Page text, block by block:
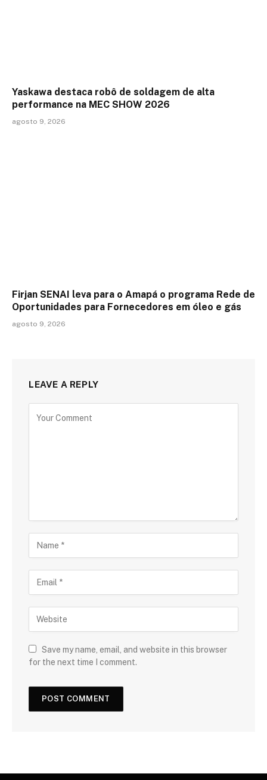
Yaskawa destaca robô de soldagem de alta
performance na MEC SHOW 2026
agosto 9, 2026
Firjan SENAI leva para o Amapá o programa Rede de
Oportunidades para Fornecedores em óleo e gás
agosto 9, 2026
LEAVE A REPLY
Save my name, email, and website in this browser
for the next time I comment.